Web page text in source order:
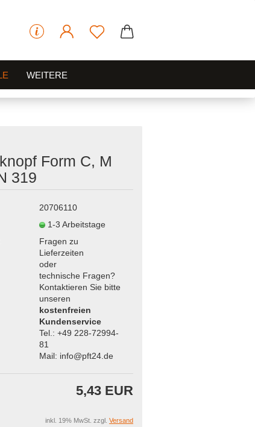
WEITERE
Form C, M
319
20706110
1-3 Arbeitstage
Fragen zu
Lieferzeiten
oder
technische Fragen?
Kontaktieren Sie bitte
unseren
kostenfreien
Kundenservice
Tel.: +49 228-72994-
81
Mail: info@pft24.de
5,43 EUR
inkl. 19% MwSt. zzgl. Versand